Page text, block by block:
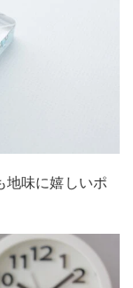
地味に嬉しいポ